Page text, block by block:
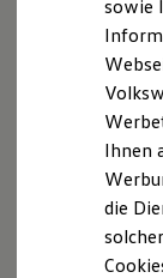
we
Besitzer und
T‑Cross.
Mehr zum
sowie
Ihnen
die